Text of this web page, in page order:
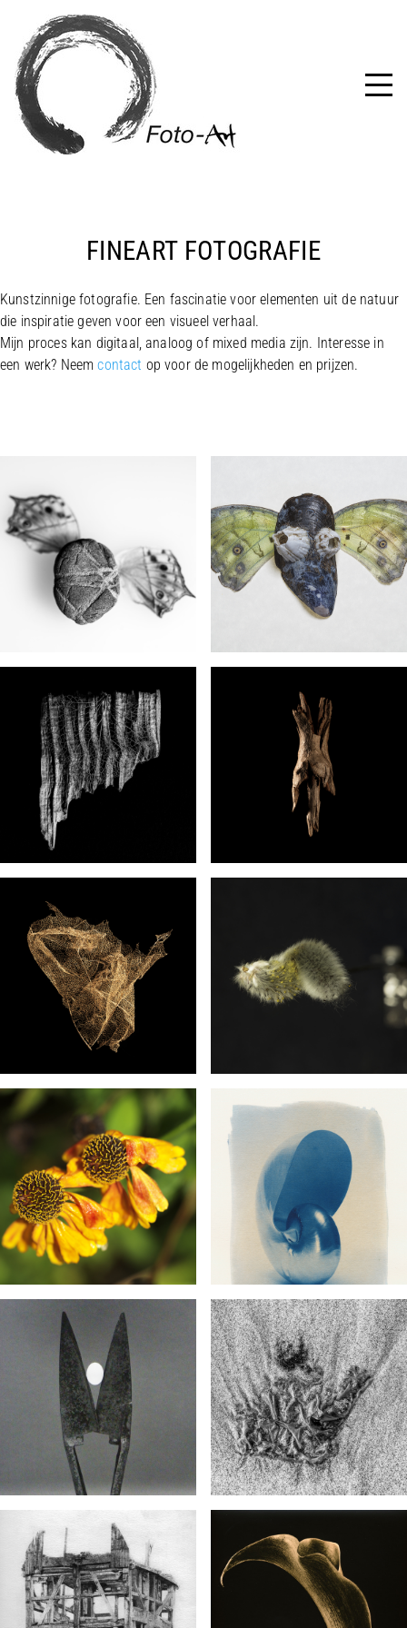
HOME
PORTFOLIO
Autonoom werk
FINEART FOTOGRAFIE
Kunstzinnige fotografie. Een fascinatie voor elementen uit de natuur
die inspiratie geven voor een visueel verhaal.
Mijn proces kan digitaal, analoog of mixed media zijn. Interesse in
een werk? Neemcontact op voor de mogelijkheden en prijzen.